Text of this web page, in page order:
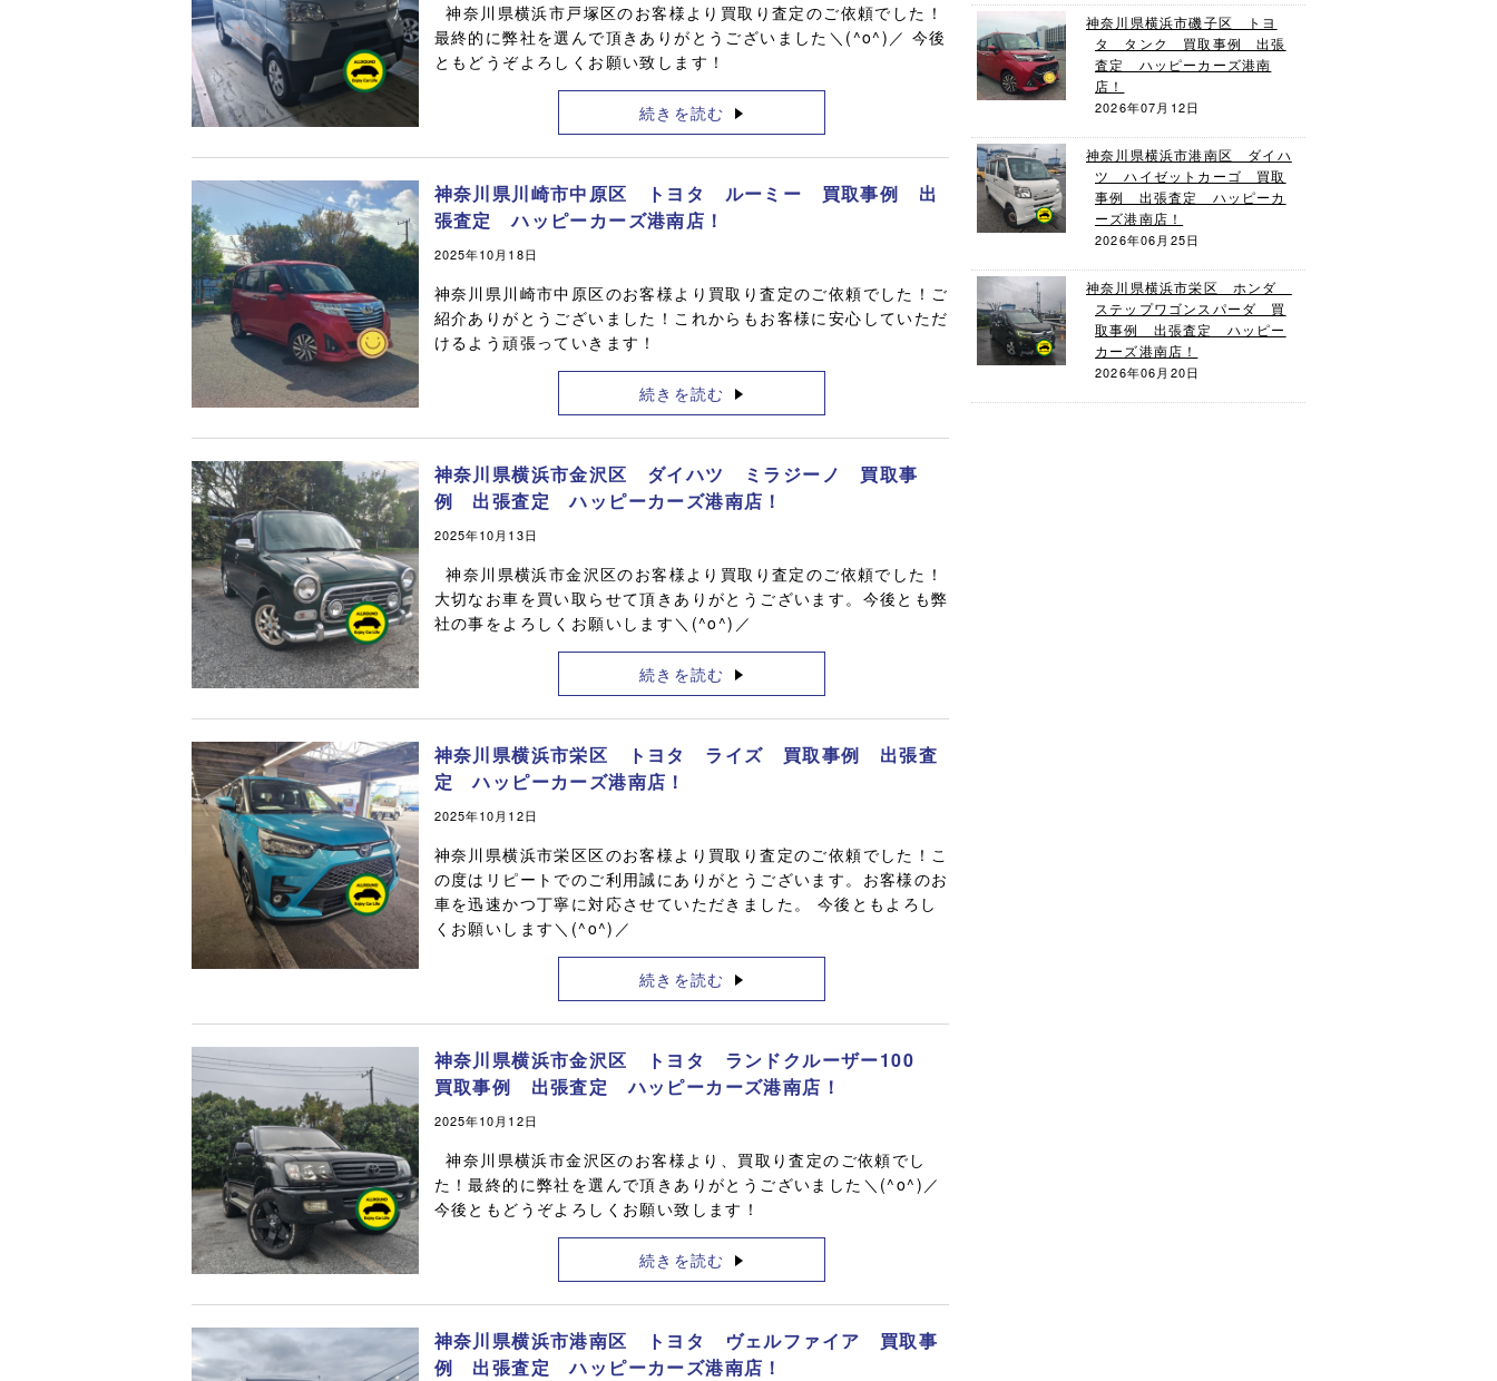
神奈川県横浜市戸塚区のお客様より買取り査定のご依頼でした！
最終的に弊社を選んで頂きありがとうございました＼(^o^)／ 今後
ともどうぞよろしくお願い致します！
続きを読む
神奈川県川崎市中原区 トヨタ ルーミー 買取事例 出
張査定 ハッピーカーズ港南店！
2025年10月18日
神奈川県川崎市中原区のお客様より買取り査定のご依頼でした！ご
紹介ありがとうございました！これからもお客様に安心していただ
けるよう頑張っていきます！
続きを読む
神奈川県横浜市金沢区 ダイハツ ミラジーノ 買取事
例 出張査定 ハッピーカーズ港南店！
2025年10月13日
神奈川県横浜市金沢区のお客様より買取り査定のご依頼でした！
大切なお車を買い取らせて頂きありがとうございます。今後とも弊
社の事をよろしくお願いします＼(^o^)／
続きを読む
神奈川県横浜市栄区 トヨタ ライズ 買取事例 出張査
定 ハッピーカーズ港南店！
2025年10月12日
神奈川県横浜市栄区区のお客様より買取り査定のご依頼でした！こ
の度はリピートでのご利用誠にありがとうございます。お客様のお
車を迅速かつ丁寧に対応させていただきました。 今後ともよろし
くお願いします＼(^o^)／
続きを読む
神奈川県横浜市金沢区 トヨタ ランドクルーザー100
買取事例 出張査定 ハッピーカーズ港南店！
2025年10月12日
神奈川県横浜市金沢区のお客様より、買取り査定のご依頼でし
た！最終的に弊社を選んで頂きありがとうございました＼(^o^)／
今後ともどうぞよろしくお願い致します！
続きを読む
神奈川県横浜市港南区 トヨタ ヴェルファイア 買取事
例 出張査定 ハッピーカーズ港南店！
神奈川県横浜市磯子区 トヨ
タ タンク 買取事例 出張
査定 ハッピーカーズ港南
店！
2026年07月12日
神奈川県横浜市港南区 ダイハ
ツ ハイゼットカーゴ 買取
事例 出張査定 ハッピーカ
ーズ港南店！
2026年06月25日
神奈川県横浜市栄区 ホンダ
ステップワゴンスパーダ 買
取事例 出張査定 ハッピー
カーズ港南店！
2026年06月20日